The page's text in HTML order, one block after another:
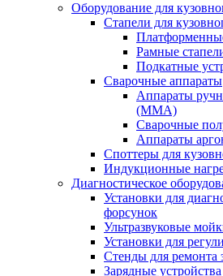
Оборудование для
Стапели для
Рамные
Подкатные
Сварочные аппараты
Аппараты
(MMA)
Сварочные
Аппараты
Споттеры для
Индукционные
Диагностическое
Установки для
форсунок
Ультразвуковые
Установки для
Стенды для ремонта
Зарядные устройства